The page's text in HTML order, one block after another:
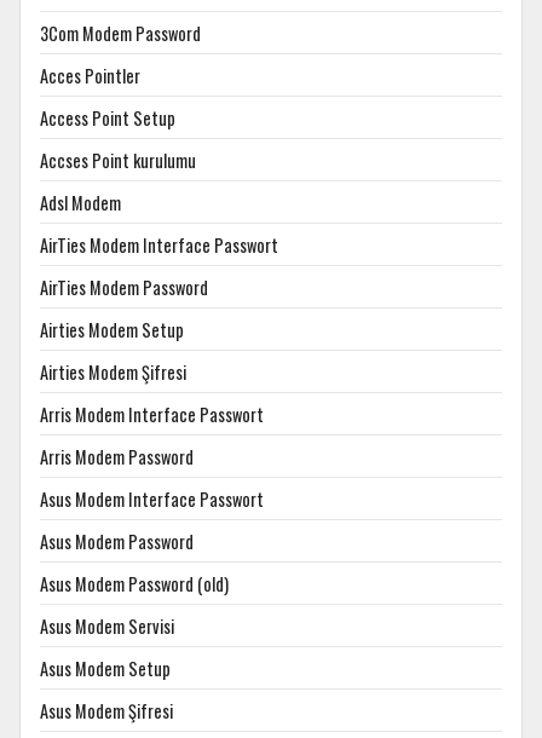
3Com Modem Password
Acces Pointler
Access Point Setup
Accses Point kurulumu
Adsl Modem
AirTies Modem Interface Passwort
AirTies Modem Password
Airties Modem Setup
Airties Modem Şifresi
Arris Modem Interface Passwort
Arris Modem Password
Asus Modem Interface Passwort
Asus Modem Password
Asus Modem Password (old)
Asus Modem Servisi
Asus Modem Setup
Asus Modem Şifresi